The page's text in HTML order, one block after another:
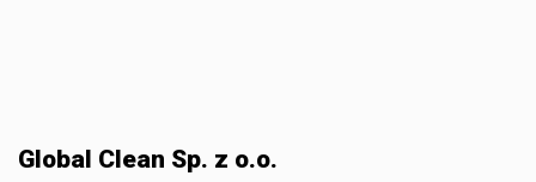
Global Clean Sp. z o.o.